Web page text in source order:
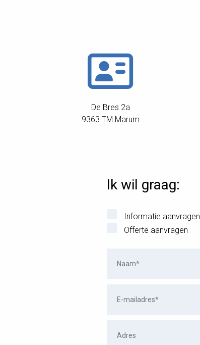
De Bres 2a
9363 TM Marum
Ik wil graag:
Informatie aanvragen
Offerte aanvragen